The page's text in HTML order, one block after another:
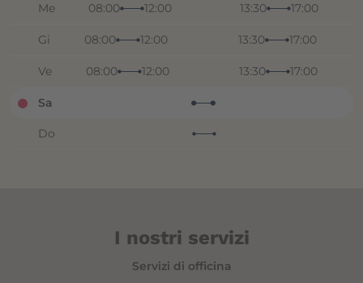
Me 08:00 12:00 13:30 17:00
Gi 08:00 12:00 13:30 17:00
Ve 08:00 12:00 13:30 17:00
Sa
Do
I nostri servizi
Servizi di officina